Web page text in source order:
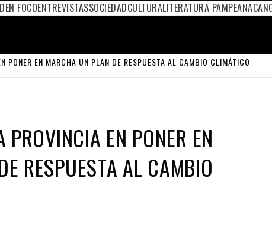
EN FOCOENTREVISTASSOCIEDADCULTURALITERATURA PAMPEANA
PONER EN MARCHA UN PLAN DE RESPUESTA AL CAMBIO CLIMÁTICO
PROVINCIA EN PONER EN
RESPUESTA AL CAMBIO